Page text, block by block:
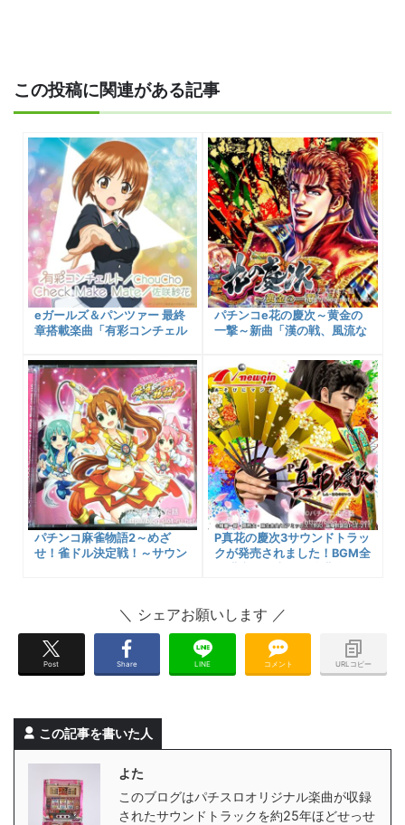
この投稿に関連がある記事
eガールズ＆パンツァー 最終
章搭載楽曲「有彩コンチェル
がデジタル楽曲配信をスター
ト！販売先リンクを紹介！
パチンコe花の慶次～黄金の
一撃～新曲「漢の戦、風流な
バムが発売！
パチンコ麻雀物語2～めざ
せ！雀ドル決定戦！～サウン
P真花の慶次3サウンドトラッ
クが発売されました！BGM全
ーもあるよ
Post Share LINE コメント URLコピー
この記事を書いた人
よた
このブログはパチスロオリジナル楽曲が収録
されたサウンドトラックを約25年ほどせっせ